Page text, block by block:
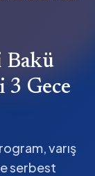
Bakü
3 Gece
varış
serbest